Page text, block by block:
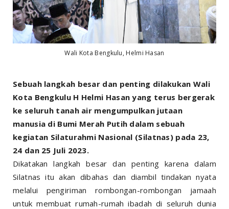
Wali Kota Bengkulu, Helmi Hasan
Sebuah langkah besar dan penting dilakukan Wali
Kota Bengkulu H Helmi Hasan yang terus bergerak
ke seluruh tanah air mengumpulkan jutaan
manusia di Bumi Merah Putih dalam sebuah
kegiatan Silaturahmi Nasional (Silatnas) pada 23,
24 dan 25 Juli 2023.
Dikatakan langkah besar dan penting karena dalam
Silatnas itu akan dibahas dan diambil tindakan nyata
melalui pengiriman rombongan-rombongan jamaah
untuk membuat rumah-rumah ibadah di seluruh dunia